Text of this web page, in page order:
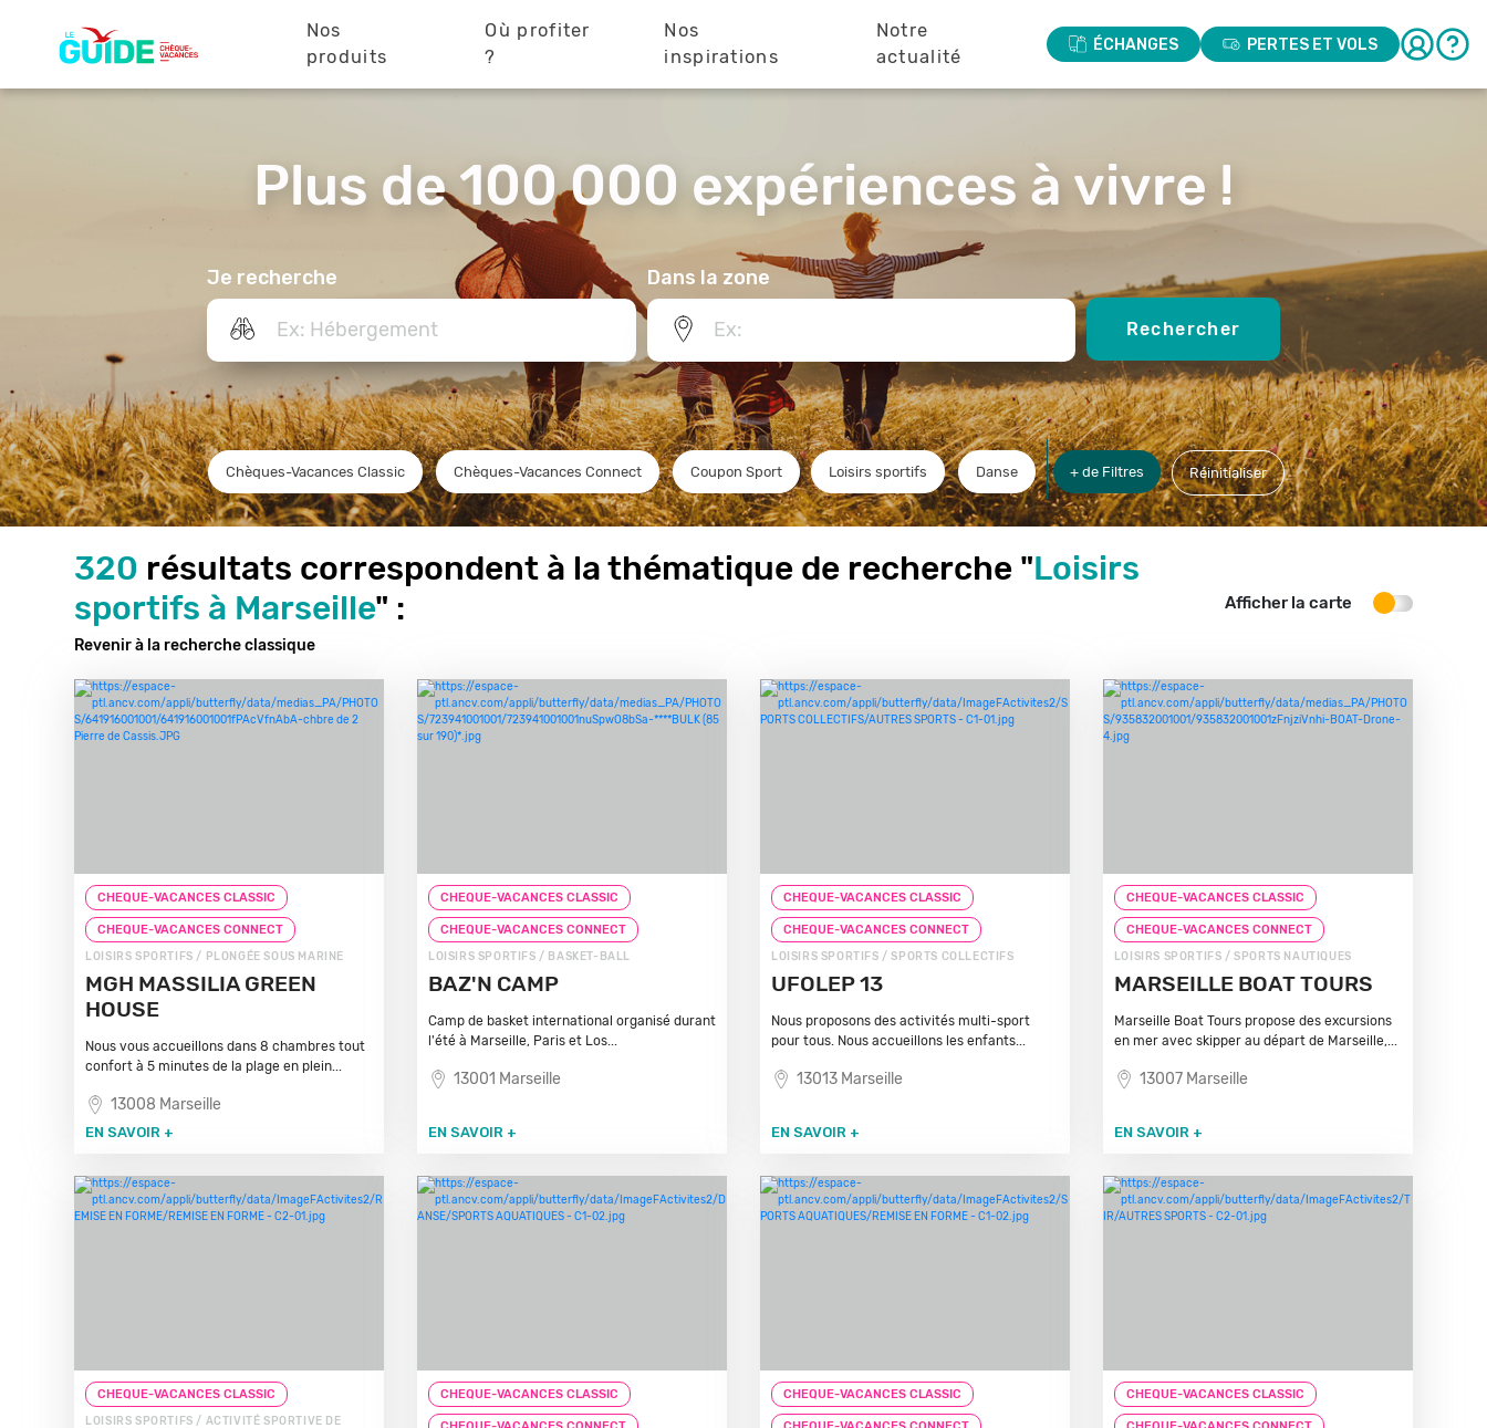
principale
Nos
produits
Où profiter
?
Nos
inspirations
Notre
actualité
ÉCHANGES PERTES ET VOLS
Plus de 100 000 expériences à vivre !
Je recherche Dans la zone
Rechercher
Chèques-Vacances Classic Chèques-Vacances Connect Coupon Sport Loisirs sportifs Danse + de Filtres Réinitialiser
320 résultats correspondent à la thématique de recherche "Loisirs
sportifs à Marseille" :
Revenir à la recherche classique
Afficher la carte
CHEQUE-VACANCES CLASSIC
CHEQUE-VACANCES CONNECT
LOISIRS SPORTIFS / PLONGÉE SOUS MARINE
MGH MASSILIA GREEN
HOUSE
Nous vous accueillons dans 8 chambres tout
confort à 5 minutes de la plage en plein...
13008 Marseille
EN SAVOIR +
CHEQUE-VACANCES CLASSIC
CHEQUE-VACANCES CONNECT
LOISIRS SPORTIFS / BASKET-BALL
BAZ'N CAMP
Camp de basket international organisé durant
l'été à Marseille, Paris et Los...
13001 Marseille
EN SAVOIR +
CHEQUE-VACANCES CLASSIC
CHEQUE-VACANCES CONNECT
LOISIRS SPORTIFS / SPORTS COLLECTIFS
UFOLEP 13
Nous proposons des activités multi-sport
pour tous. Nous accueillons les enfants...
13013 Marseille
EN SAVOIR +
CHEQUE-VACANCES CLASSIC
CHEQUE-VACANCES CONNECT
LOISIRS SPORTIFS / SPORTS NAUTIQUES
MARSEILLE BOAT TOURS
Marseille Boat Tours propose des excursions
en mer avec skipper au départ de Marseille,...
13007 Marseille
EN SAVOIR +
CHEQUE-VACANCES CLASSIC
LOISIRS SPORTIFS / ACTIVITÉ SPORTIVE DE
CHEQUE-VACANCES CLASSIC CHEQUE-VACANCES CLASSIC CHEQUE-VACANCES CLASSIC